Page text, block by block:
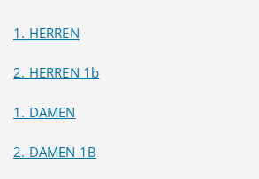
1. HERREN
2. HERREN 1b
1. DAMEN
2. DAMEN 1B